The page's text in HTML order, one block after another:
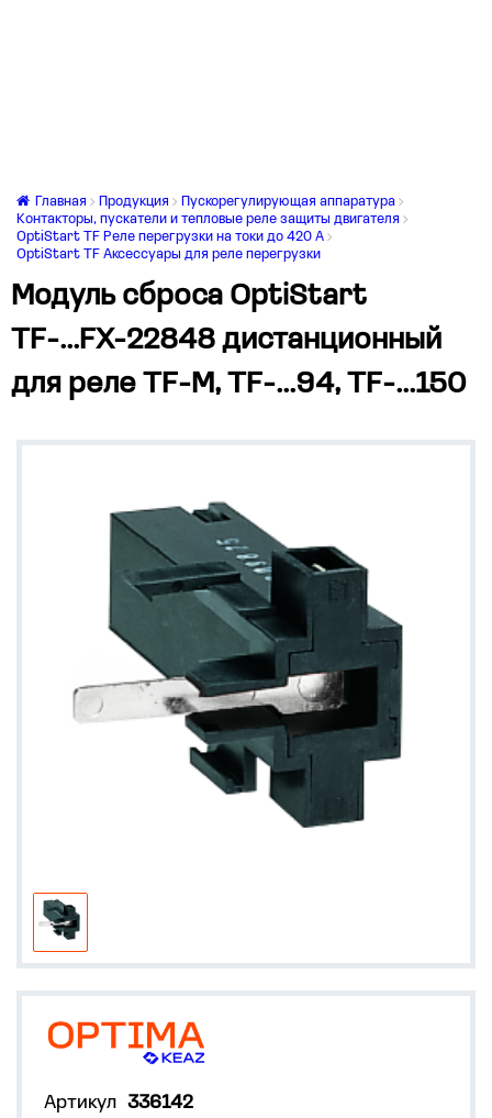
Главная Продукция
Пускорегулирующая аппаратура
Контакторы, пускатели и тепловые реле защиты двигателя
OptiStart TF Реле перегрузки на токи до 420 А
OptiStart TF Аксессуары для реле перегрузки
Модуль сброса OptiStart
TF-...FX-22848 дистанционный
для реле TF-M, TF-...94, TF-...150
Артикул 336142